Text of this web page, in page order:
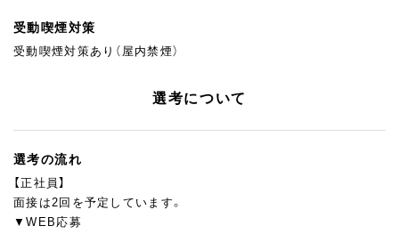
受動喫煙対策
受動喫煙対策あり（屋内禁煙）
選考について
選考の流れ
【正社員】
面接は2回を予定しています。
▼WEB応募